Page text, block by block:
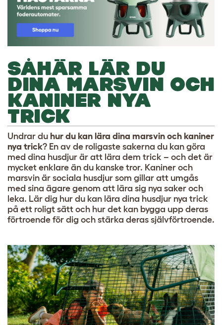
SÅHÄR LÄR DU
DINA MARSVIN OCH
KANINER NYA
TRICK
Undrar du hur du kan lära dina marsvin och kaniner
nya trick? En av de roligaste sakerna du kan göra
med dina husdjur är att lära dem trick – och det är
mycket enklare än du kanske tror. Kaniner och
marsvin är sociala husdjur som gillar att umgås
med sina ägare genom att lära sig nya saker och
leka. Lär dig hur du kan lära dina husdjur nya trick
på ett roligt sätt och hur det kan bygga upp deras
förtroende för dig och stärka deras självförtroende.